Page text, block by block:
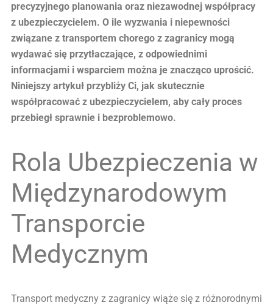
precyzyjnego planowania oraz niezawodnej współpracy
z ubezpieczycielem. O ile wyzwania i niepewności
związane z transportem chorego z zagranicy mogą
wydawać się przytłaczające, z odpowiednimi
informacjami i wsparciem można je znacząco uprościć.
Niniejszy artykuł przybliży Ci, jak skutecznie
współpracować z ubezpieczycielem, aby cały proces
przebiegł sprawnie i bezproblemowo.
Rola Ubezpieczenia w
Międzynarodowym
Transporcie
Medycznym
Transport medyczny z zagranicy wiąże się z różnorodnymi